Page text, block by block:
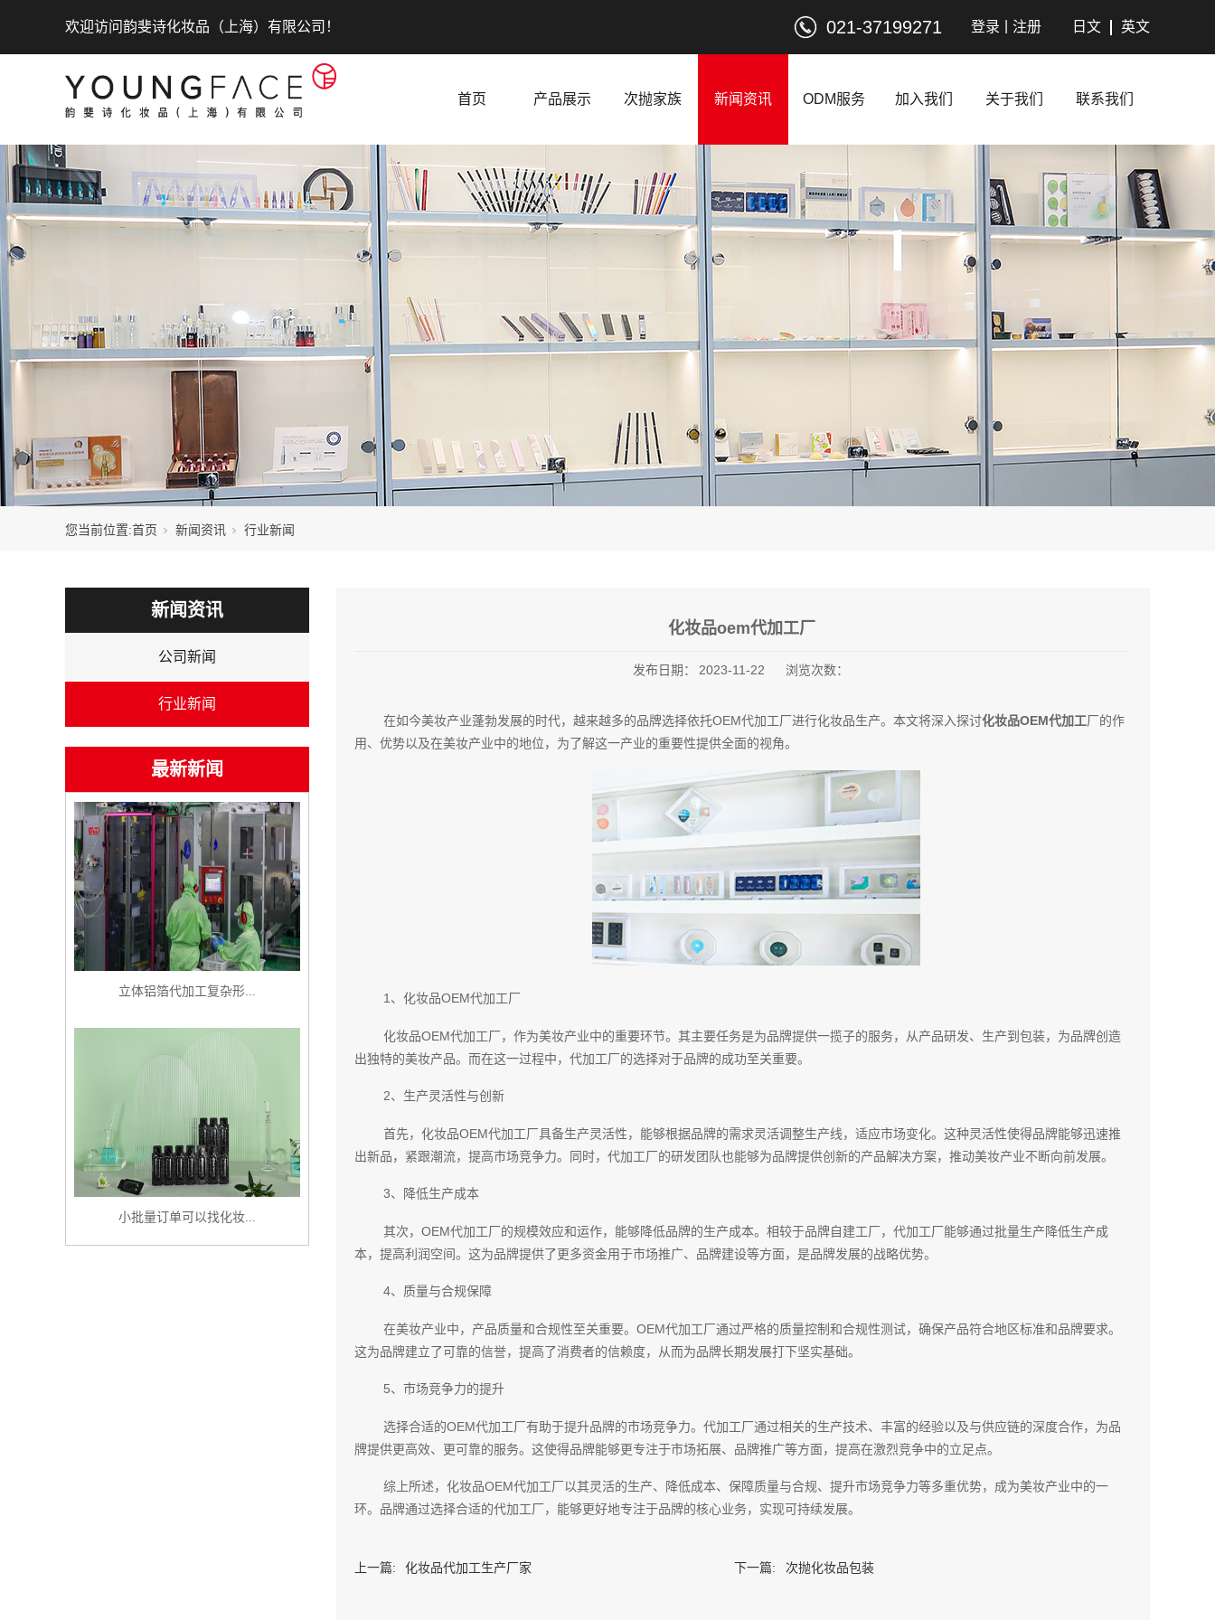
欢迎访问韵斐诗化妆品（上海）有限公司！ 登录 注册
021-37199271 英文
日文
首页 产品展示 次抛家族 新闻资讯 ODM服务 加入我们 关于我们 联系我们
您当前位置:首页 新闻资讯 行业新闻
新闻资讯
公司新闻
行业新闻
最新新闻
立体铝箔代加工复杂形...
小批量订单可以找化妆...
化妆品oem代加工厂
发布日期： 2023-11-22 浏览次数：
在如今美妆产业蓬勃发展的时代，越来越多的品牌选择依托OEM代加工厂进行化妆品生产。本文将深入探讨化妆品OEM代加工厂的作
用、优势以及在美妆产业中的地位，为了解这一产业的重要性提供全面的视角。
1、化妆品OEM代加工厂
化妆品OEM代加工厂，作为美妆产业中的重要环节。其主要任务是为品牌提供一揽子的服务，从产品研发、生产到包装，为品牌创造
出独特的美妆产品。而在这一过程中，代加工厂的选择对于品牌的成功至关重要。
2、生产灵活性与创新
首先，化妆品OEM代加工厂具备生产灵活性，能够根据品牌的需求灵活调整生产线，适应市场变化。这种灵活性使得品牌能够迅速推
出新品，紧跟潮流，提高市场竞争力。同时，代加工厂的研发团队也能够为品牌提供创新的产品解决方案，推动美妆产业不断向前发展。
3、降低生产成本
其次，OEM代加工厂的规模效应和运作，能够降低品牌的生产成本。相较于品牌自建工厂，代加工厂能够通过批量生产降低生产成
本，提高利润空间。这为品牌提供了更多资金用于市场推广、品牌建设等方面，是品牌发展的战略优势。
4、质量与合规保障
在美妆产业中，产品质量和合规性至关重要。OEM代加工厂通过严格的质量控制和合规性测试，确保产品符合地区标准和品牌要求。
这为品牌建立了可靠的信誉，提高了消费者的信赖度，从而为品牌长期发展打下坚实基础。
5、市场竞争力的提升
选择合适的OEM代加工厂有助于提升品牌的市场竞争力。代加工厂通过相关的生产技术、丰富的经验以及与供应链的深度合作，为品
牌提供更高效、更可靠的服务。这使得品牌能够更专注于市场拓展、品牌推广等方面，提高在激烈竞争中的立足点。
综上所述，化妆品OEM代加工厂以其灵活的生产、降低成本、保障质量与合规、提升市场竞争力等多重优势，成为美妆产业中的一
环。品牌通过选择合适的代加工厂，能够更好地专注于品牌的核心业务，实现可持续发展。
上一篇: 化妆品代加工生产厂家 下一篇: 次抛化妆品包装